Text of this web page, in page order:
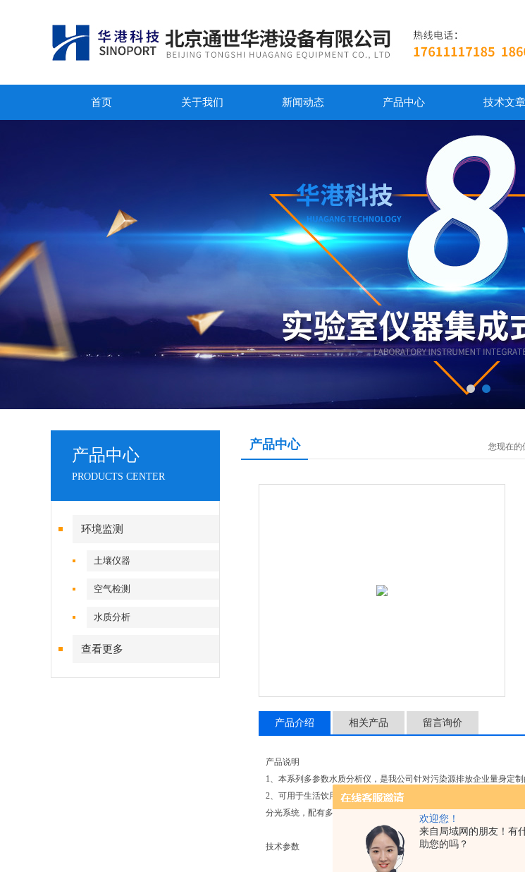
欢迎您！
来自局域网的朋友！有
助您的吗？
首页 关于我们 新闻动态 产品中心 技术文章
产品中心
PRODUCTS CENTER
环境监测
土壤仪器
空气检测
水质分析
查看更多
产品中心 您现在的
产品介绍 相关产品 留言询价
产品说明
1、本系列多参数水质分析仪，是我公司针对污染源排放企业量身定
2、可用于生活饮用水、地表水、地下水、景观水、工业废水、医疗
分光系统，配有多功能软件，可替代分光光度计，实现一机多用。
技术参数